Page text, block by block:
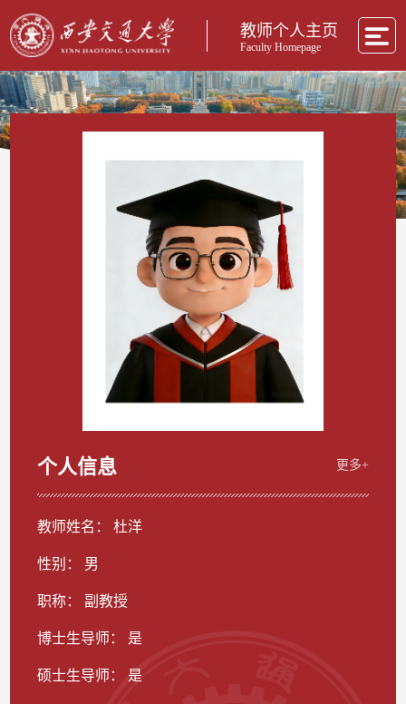
教师个人主页
Faculty Homepage
个人信息 更多+
教师姓名： 杜洋
性别： 男
职称： 副教授
博士生导师： 是
硕士生导师： 是